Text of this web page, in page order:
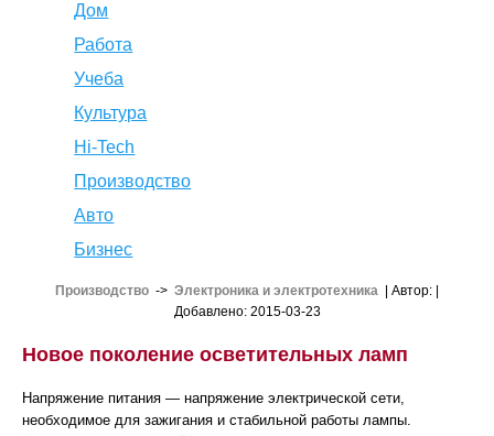
Дом
Работа
Учеба
Культура
Hi-Tech
Производство
Авто
Бизнес
Производство -> Электроника и электротехника | Автор:
Добавлено: 2015-03-23
Новое поколение осветительных ламп
Напряжение питания — напряжение электрической сети,
необходимое для зажигания и стабильной работы лампы.